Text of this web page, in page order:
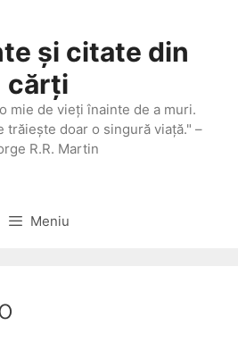
și citate din
cărți
mie de vieţi înainte de a muri.
trăieşte doar o singură viaţă." –
R.R. Martin
Meniu